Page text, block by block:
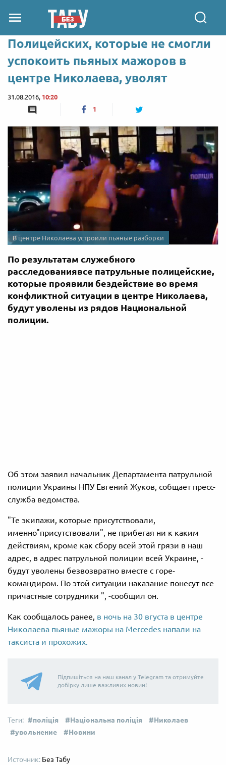
Полицейских, которые не смогли
успокоить пьяных мажоров в
центре Николаева, уволят
31.08.2016, 10:20
1
В центре Николаева устроили пьяные разборки
По результатам служебного
расследованиявсе патрульные полицейские,
которые проявили бездействие во время
конфликтной ситуации в центре Николаева,
будут уволены из рядов Национальной
полиции.
Об этом заявил начальник Департамента патрульной
полиции Украины НПУ Евгений Жуков, собщает пресс-
служба ведомства.
"Те экипажи, которые присутствовали,
именно"присутствовали", не прибегая ни к каким
действиям, кроме как сбору всей этой грязи в наш
адрес, в адрес патрульной полиции всей Украине, -
будут уволены безвозвратно вместе с горе-
командиром. По этой ситуации наказание понесут все
причастные сотрудники ", -сообщил он.
Как сообщалось ранее, в ночь на 30 вгуста в центре
Николаева пьяные мажоры на Mercedes напали на
таксиста и прохожих.
Підпишіться на наш канал у Telegram та отримуйте
добірку лише важливих новин!
поліція Національна поліція
Николаев
увольнение
Новини
Без Табу